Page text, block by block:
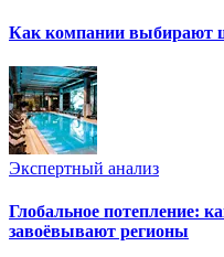
Как компании выбирают
Экспертный анализ
Глобальное потепление:
завоёвывают регионы